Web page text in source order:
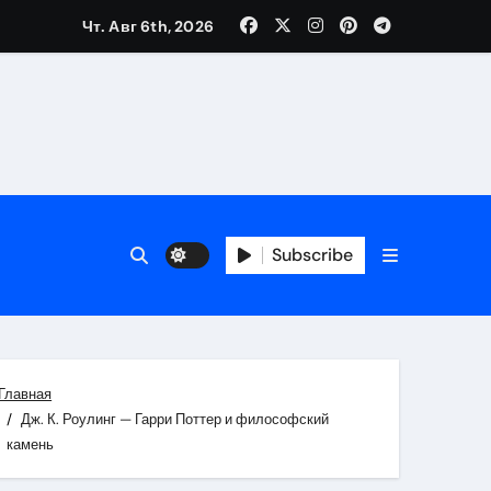
сделки
Чт. Авг 6th, 2026
Subscribe
Главная
Дж. К. Роулинг — Гарри Поттер и философский
камень